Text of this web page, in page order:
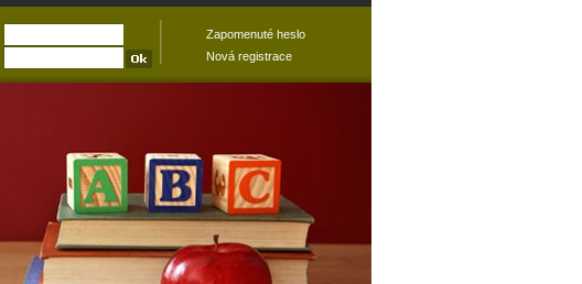
Zapomenuté heslo
Nová registrace